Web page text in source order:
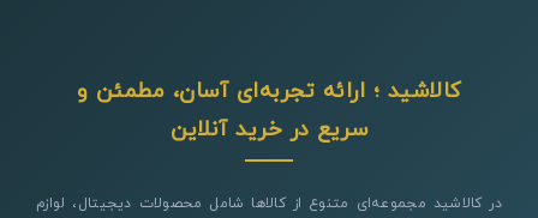
کالاشید ؛ ارائه تجربه‌ای آسان، مطمئن و
سریع در خرید آنلاین
در کالاشید مجموعه‌ای متنوع از کالاها شامل محصولات دیجیتال، لوازم